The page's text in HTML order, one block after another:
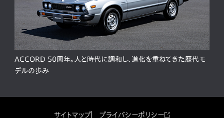
ACCORD 50周年。人と時代に調和し、進化を重ねてきた歴代モ
デルの歩み
サイトマップ プライバシーポリシー